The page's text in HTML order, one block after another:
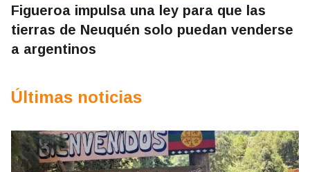
Figueroa impulsa una ley para que las
tierras de Neuquén solo puedan venderse
a argentinos
Últimas noticias